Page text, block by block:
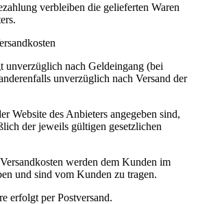
verbleiben die gelieferten Waren
nach Geldeingang (bei
unverzüglich nach Versand der
Website des Anbieters angegeben sind,
der jeweils gültigen gesetzlichen
werden dem Kunden im
und sind vom Kunden zu tragen.
erfolgt per Postversand.